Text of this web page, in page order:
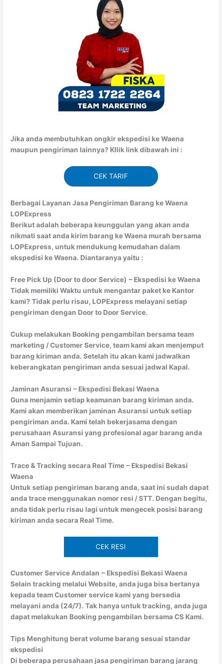
Jika anda membutuhkan ongkir ekspedisi ke Waena
maupun pengiriman lainnya? Kllik link dibawah ini :
CEK TARIF
Berbagai Layanan Jasa Pengiriman Barang ke Waena
LOPExpress
Berikut adalah beberapa keunggulan yang akan anda
nikmati saat anda kirim barang ke Waena murah bersama
LOPExpress, untuk mendukung kemudahan dalam
ekspedisi ke Waena. Diantaranya yaitu :
Free Pick Up (Door to door Service) – Ekspedisi ke Waena
Tidak memiliki Waktu untuk mengantar paket ke Kantor
kami? Tidak perlu risau, LOPExpress melayani setiap
pengiriman dengan Door to Door Service.
Cukup melakukan Booking pengambilan bersama team
marketing / Customer Service, team kami akan menjemput
barang kiriman anda. Setelah itu akan kami jadwalkan
keberangkatan pengiriman anda sesuai jadwal Kapal.
Jaminan Asuransi – Ekspedisi Bekasi Waena
Guna menjamin setiap keamanan barang kiriman anda.
Kami akan memberikan jaminan Asuransi untuk setiap
pengiriman anda. Kami telah bekerjasama dengan
perusahaan Asuransi yang profesional agar barang anda
Aman Sampai Tujuan.
Trace & Tracking secara Real Time – Ekspedisi Bekasi
Waena
Untuk setiap pengiriman barang anda, saat ini sudah dapat
anda trace menggunakan nomor resi / STT. Dengan begitu,
anda tidak perlu risau lagi untuk mengecek posisi barang
kiriman anda secara Real Time.
CEK RESI
Customer Service Andalan – Ekspedisi Bekasi Waena
Selain tracking melalui Website, anda juga bisa bertanya
kepada team Customer service kami yang bersedia
melayani anda (24/7). Tak hanya untuk tracking, anda juga
dapat melakukan Booking pengambilan bersama CS Kami.
Tips Menghitung berat volume barang sesuai standar
ekspedisi
Di beberapa perusahaan jasa pengiriman barang jarang